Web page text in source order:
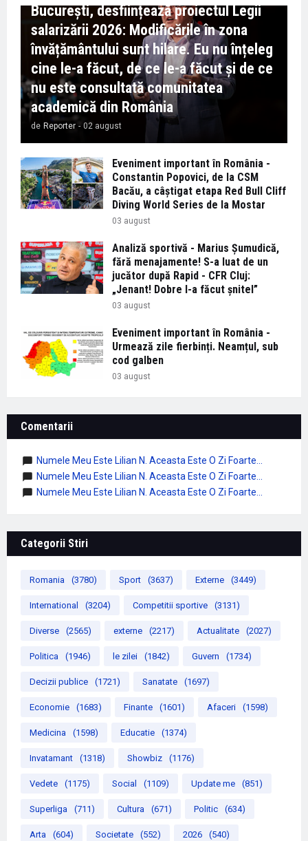
București, desființează proiectul Legii
salarizării 2026: Modificările în zona
învățământului sunt hilare. Eu nu înțeleg
cine le-a făcut, de ce le-a făcut și de ce
nu este consultată comunitatea
academică din România
de Reporter - 02 august
Eveniment important în România -
Constantin Popovici, de la CSM
Bacău, a câștigat etapa Red Bull Cliff
Diving World Series de la Mostar
03 august
Analiză sportivă - Marius Șumudică,
fără menajamente! S-a luat de un
jucător după Rapid - CFR Cluj:
„Jenant! Dobre l-a făcut șnitel”
03 august
Eveniment important în România -
Urmează zile fierbinți. Neamțul, sub
cod galben
03 august
Comentarii
Numele Meu Este Lilian N. Aceasta Este O Zi Foarte...
Numele Meu Este Lilian N. Aceasta Este O Zi Foarte...
Numele Meu Este Lilian N. Aceasta Este O Zi Foarte...
Categorii Stiri
Romania (3780) Sport (3637) Externe (3449)
International (3204) Competitii sportive (3131)
Diverse (2565) externe (2217) Actualitate (2027)
Politica (1946) le zilei (1842) Guvern (1734)
Decizii publice (1721) Sanatate (1697)
Economie (1683) Finante (1601) Afaceri (1598)
Medicina (1598) Educatie (1374)
Invatamant (1318) Showbiz (1176)
Vedete (1175) Social (1109) Update me (851)
Superliga (711) Cultura (671) Politic (634)
Arta (604) Societate (552) 2026 (540)